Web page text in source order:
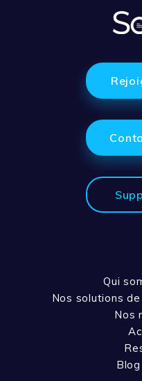
Qui
Nos solutions
Nos